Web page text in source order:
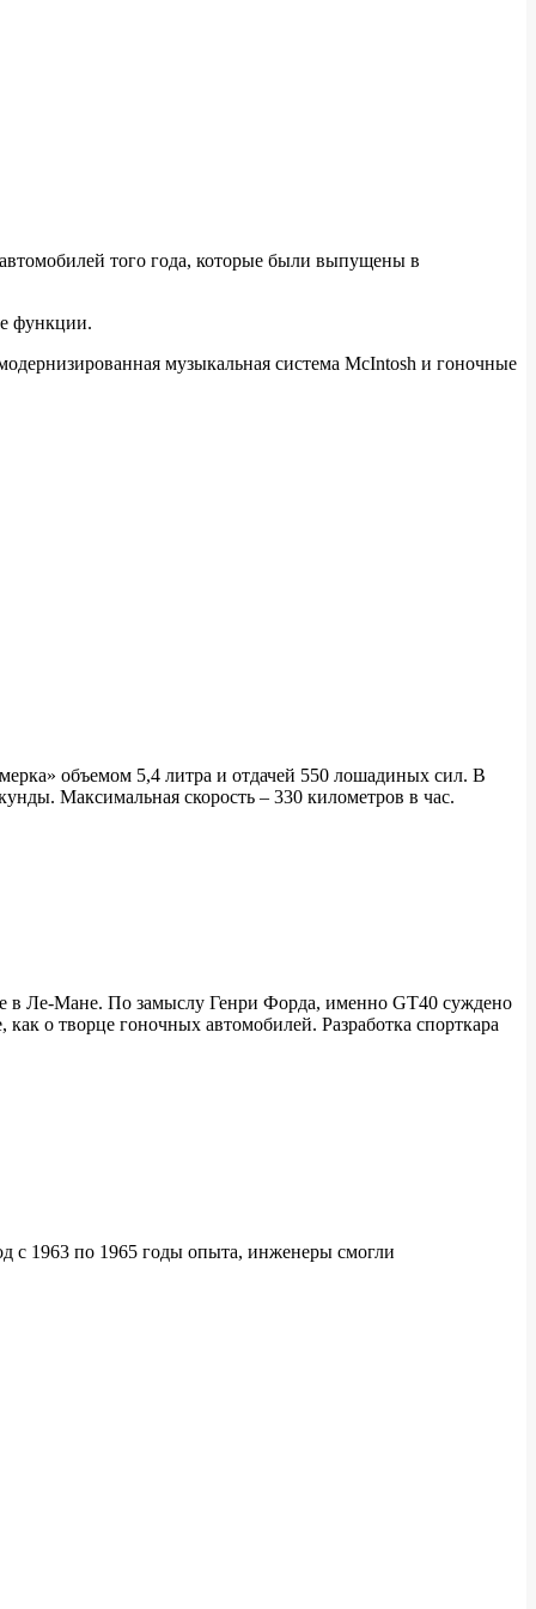
того года, которые были выпущены в
функции.
музыкальная система McIntosh и гоночные
объемом 5,4 литра и отдачей 550 лошадиных сил. В
Максимальная скорость – 330 километров в час.
в Ле-Мане. По замыслу Генри Форда, именно GT40 суждено
о творце гоночных автомобилей. Разработка спорткара
с 1963 по 1965 годы опыта, инженеры смогли